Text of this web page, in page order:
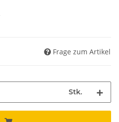
Frage zum Artikel
Stk.